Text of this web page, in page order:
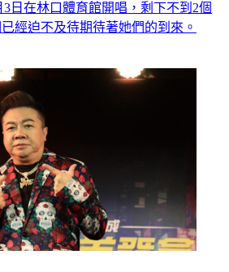
日在林口體育館開唱，剩下不到2個
經迫不及待期待著她們的到來。